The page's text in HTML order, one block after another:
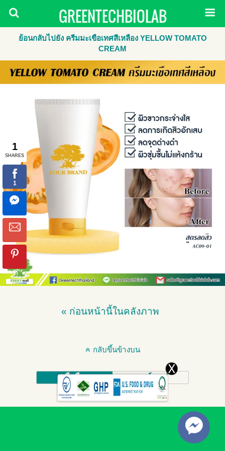
GREENTECHBIOLAB
ย้อนกลับไปยัง ครีมมะเขือเทศสีเหลือง YELLOW TOMATO
CREAM
« ก่อนหน้านี้ในคลังภาพ
กลับขึ้นข้างบน
มือถือ เดสก์ทอป